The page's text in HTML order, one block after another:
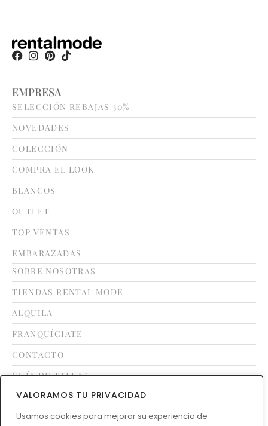
VALORAMOS TU PRIVACIDAD
Usamos cookies para mejorar su experiencia de
EMPRESA
SELECCIÓN REBAJAS 30%
NOVEDADES
COLECCIÓN
COMPRA EL LOOK
BLANCOS
OUTLET
TOP VENTAS
EMBARAZADAS
SOBRE NOSOTRAS
TIENDAS RENTAL MODE
ALQUILA
FRANQUÍCIATE
CONTACTO
GUÍA DE TALLAS
LEGAL